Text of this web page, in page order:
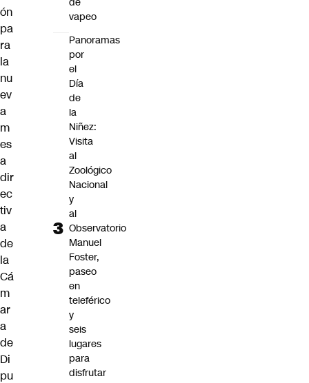
ón
pa
ra
la
nu
ev
a
m
es
a
dir
ec
tiv
a
de
la
Cá
m
ar
a
de
Di
pu
vapeo
Panoramas
por
el
Día
de
la
Niñez:
Visita
al
Zoológico
Nacional
y
al
Observatorio
Manuel
Foster,
paseo
en
teleférico
y
seis
lugares
para
disfrutar